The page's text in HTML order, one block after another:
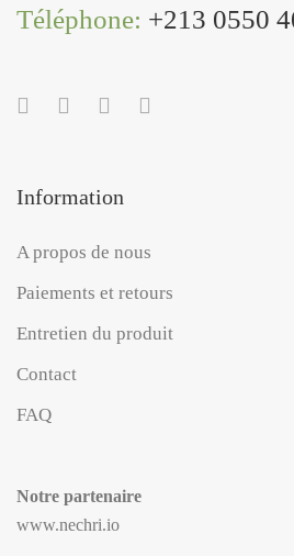
Téléphone: +213 0550
Information
A propos de nous
Paiements et retours
Entretien du produit
Contact
FAQ
Notre partenaire
www.nechri.io